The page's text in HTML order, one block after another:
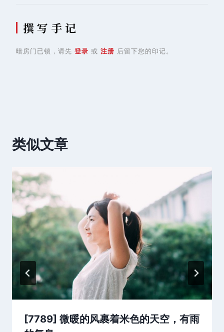
撰 写 手 记
暗房门已锁，请先 登录 或 注册 后留下您的印记。
类似文章
[7789] 微暖的风裹着米色的天空，有雨